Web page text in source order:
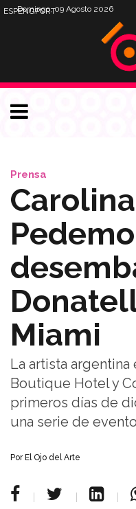
Domingo, 09 Agosto 2026
ESPENGPORT
Prensa
Miami
La artista
Boutique Hotel y
primeros días de
una serie de
Por El Ojo del Arte